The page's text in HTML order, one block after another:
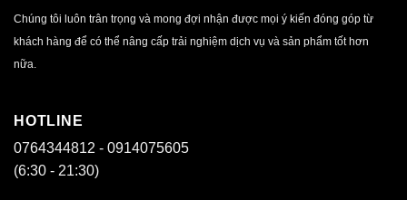
Chúng tôi luôn trân trọng và mong đợi nhận được mọi ý kiến đóng góp từ
khách hàng để có thể nâng cấp trải nghiệm dịch vụ và sản phẩm tốt hơn
nữa.
HOTLINE
0764344812 - 0914075605
(6:30 - 21:30)